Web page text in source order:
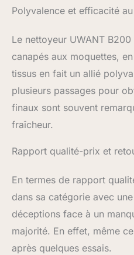
Polyvalence et efficacité
Le nettoyeur UWANT
canapés aux moquettes,
tissus en fait un allié
plusieurs passages pour
finaux sont souvent
fraîcheur.
Rapport qualité-prix et
En termes de rapport
dans sa catégorie avec
déceptions face à un
majorité. En effet, même
après quelques essais.